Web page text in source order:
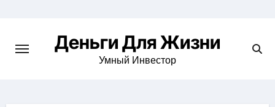
содержимомуДеньги Для Жизни
Умный Инвестор